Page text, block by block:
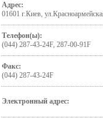
Адрес:
01601 г.Киев,
Телефон(ы):
(044) 287-43-24F, 287-00-91F
Факс:
(044) 287-43-24F
Электронный адрес: